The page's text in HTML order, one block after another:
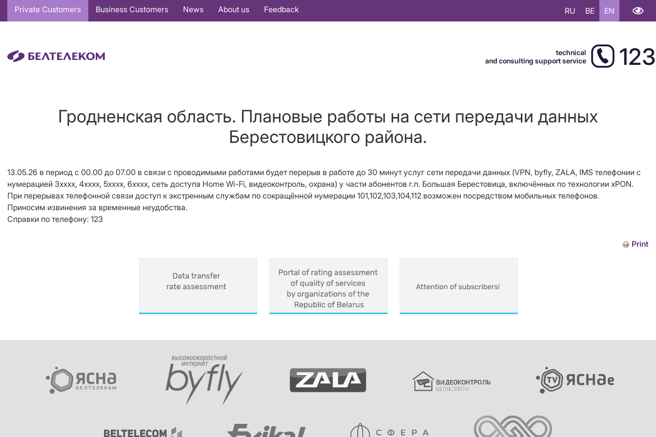
Основная
навигация
Private Customers Business Customers News About us Feedback RU BE EN
technical
and consulting support service
123
Гродненская область. Плановые работы на сети передачи данных
Берестовицкого района.
13.05.26 в период с 00.00 до 07.00 в связи с проводимыми работами будет перерыв в работе до 30 минут услуг сети передачи данных (VPN, byfly, ZALA, IMS телефонии с
нумерацией 3хххх, 4хххх, 5хххх, 6хххх, сеть доступа Home Wi-Fi, видеоконтроль, охрана) у части абонентов г.п. Большая Берестовица, включённых по технологии xPON.
При перерывах телефонной связи доступ к экстренным службам по сокращённой нумерации 101,102,103,104,112 возможен посредством мобильных телефонов.
Приносим извинения за временные неудобства.
Справки по телефону: 123
Print